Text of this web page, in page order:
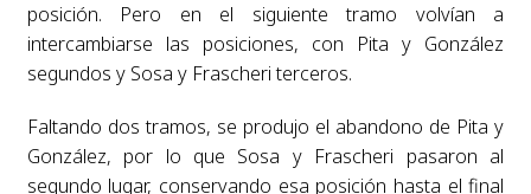
posición. Pero en el siguiente tramo volvían a
intercambiarse las posiciones, con Pita y González
segundos y Sosa y Frascheri terceros.
Faltando dos tramos, se produjo el abandono de Pita y
González, por lo que Sosa y Frascheri pasaron al
segundo lugar, conservando esa posición hasta el final